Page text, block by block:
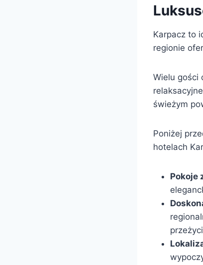
Karpacz to
regionie
Wielu gości
świeżym
Poniżej
hotelach
Pokoje